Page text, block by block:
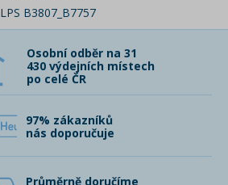
LPS B3807_B7757
Osobní odběr na 31
430 výdejních místech
po celé ČR
97% zákazníků
nás doporučuje
Průměrně doručíme